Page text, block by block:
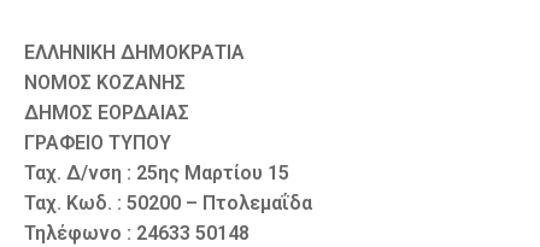
ΕΛΛΗΝΙΚΗ ΔΗΜΟΚΡΑΤΙΑ
ΝΟΜΟΣ ΚΟΖΑΝΗΣ
ΔΗΜΟΣ ΕΟΡΔΑΙΑΣ
ΓΡΑΦΕΙΟ ΤΥΠΟΥ
Ταχ. Δ/νση : 25ης Μαρτίου 15
Ταχ. Κωδ. : 50200 – Πτολεμαΐδα
Τηλέφωνο : 24633 50148